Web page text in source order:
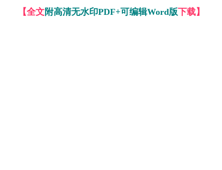
【全文附高清无水印PDF+可编辑Word版下载】